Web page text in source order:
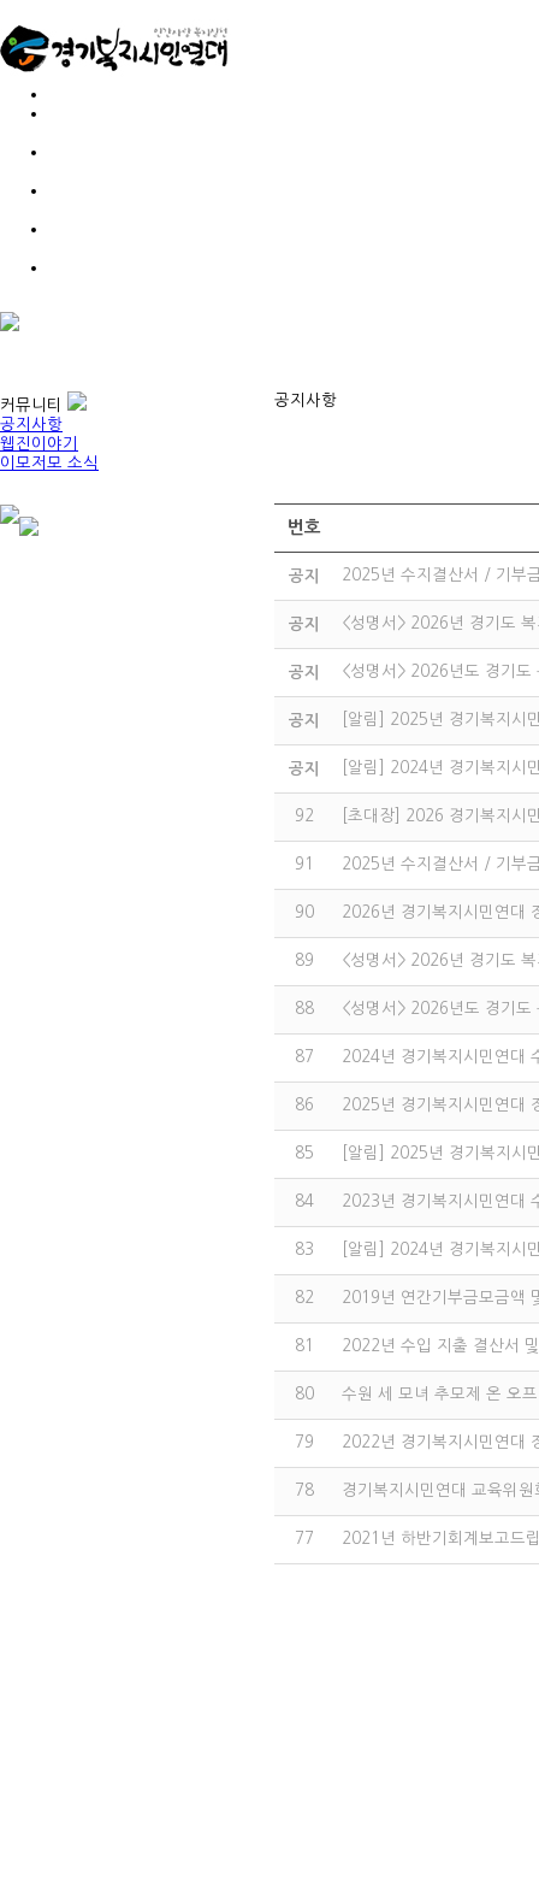
커뮤니티
공지사항
웹진이야기
이모저모 소식
공지사항
번호
공지 2025년 수지결산서 / 기부
공지 <성명서> 2026년 경기도
공지 <성명서> 2026년도 경기
공지 [알림] 2025년 경기복지시
공지 [알림] 2024년 경기복지시
92 [초대장] 2026 경기복지시
91 2025년 수지결산서 / 기부
90 2026년 경기복지시민연대
89 <성명서> 2026년 경기도
88 <성명서> 2026년도 경기
87 2024년 경기복지시민연대
86 2025년 경기복지시민연대
85 [알림] 2025년 경기복지시
84 2023년 경기복지시민연대
83 [알림] 2024년 경기복지시
82 2019년 연간기부금모금액
81 2022년 수입 지출 결산서
80 수원 세 모녀 추모제 온 오
79 2022년 경기복지시민연대
78 경기복지시민연대 교육위
77 2021년 하반기회계보고드